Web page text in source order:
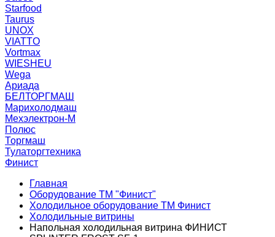
Starfood
Taurus
UNOX
VIATTO
Vortmax
WIESHEU
Wega
Ариада
БЕЛТОРГМАШ
Марихолодмаш
Мехэлектрон-М
Полюс
Торгмаш
Тулаторгтехника
Финист
Главная
Оборудование ТМ "Финист"
Холодильное оборудование ТМ Финист
Холодильные витрины
Напольная холодильная витрина ФИНИСТ